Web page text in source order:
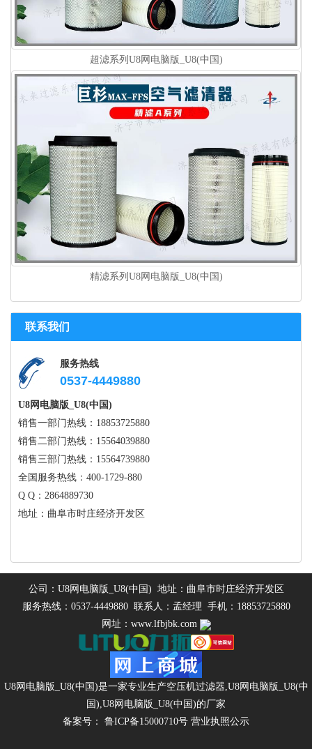
超滤系列U8网电脑版_U8(中国)
精滤系列U8网电脑版_U8(中国)
联系我们
服务热线
0537-4449880
U8网电脑版_U8(中国)
销售一部门热线：18853725880
销售二部门热线：15564039880
销售三部门热线：15564739880
全国服务热线：400-1729-880
Q Q：2864889730
地址：曲阜市时庄经济开发区
公司：U8网电脑版_U8(中国) 地址：曲阜市时庄经济开发区
服务热线：0537-4449880 联系人：孟经理 手机：18853725880
网址：www.lfbjbk.com
U8网电脑版_U8(中国)是一家专业生产空压机过滤器 U8网电脑版_U8(中
国) U8网电脑版_U8(中国)的厂家
备案号：
鲁ICP备15000710号 营业执照公示